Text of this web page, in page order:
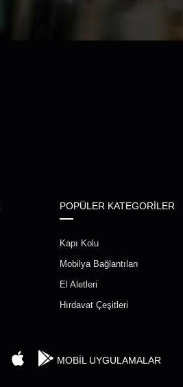
POPÜLER KATEGORİLER
Kapı Kolu
Mobilya Bağlantıları
El Aletleri
Hırdavat Çeşitleri
MOBİL UYGULAMALAR